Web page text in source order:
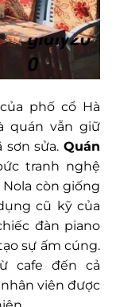
phố cổ Hà
quán vẫn giữ
sửa. Quán
tranh nghệ
còn giống
cũ kỹ của
đàn piano
sự ấm cúng.
cafe đến cả
viên được